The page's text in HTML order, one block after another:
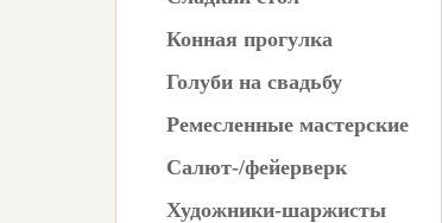
Конная прогулка
Голуби на свадьбу
Ремесленные мастерские
Салют-/фейерверк
Художники-шаржисты